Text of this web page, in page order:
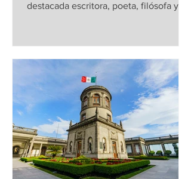
destacada escritora, poeta, filósofa y la